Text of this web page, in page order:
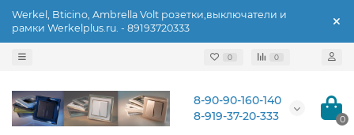
Werkel, Bticino, Ambrella Volt розетки,выключатели и
рамки Werkelplus.ru. - 89193720333
0 0
8-90-90-160-140
8-919-37-20-333
0